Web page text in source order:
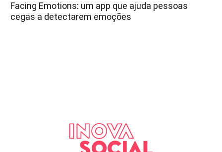
Facing Emotions: um app que ajuda pessoas
cegas a detectarem emoções